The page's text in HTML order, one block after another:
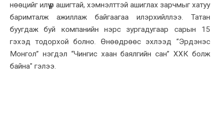
нөөцийг илүү үр ашигтай, хэмнэлттэй ашиглах зарчмыг хатуу
баримталж ажиллаж байгаагаа илэрхийллээ. Татан
буугдаж буй компанийн нэрс зургадугаар сарын 15
гэхэд тодорхой болно. Өнөөдрөөс эхлээд “Эрдэнэс
Монгол” нэгдэл “Чингис хаан баялгийн сан” ХХК болж
байна" гэлээ.